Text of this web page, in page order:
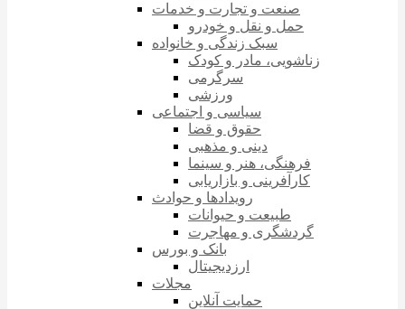
صنعت و تجارت و خدمات
حمل و نقل و خودرو
سبک زندگی و خانواده
زناشویی، مادر و کودک
سرگرمی
ورزشی
سیاسی و اجتماعی
حقوق و قضا
دینی و مذهبی
فرهنگی، هنر و سینما
کارآفرینی و بازاریابی
رویدادها و حوادث
طبیعت و حیوانات
گردشگری و مهاجرت
بانک و بورس
ارزدیجیتال
مجلات
حمایت آنلاین